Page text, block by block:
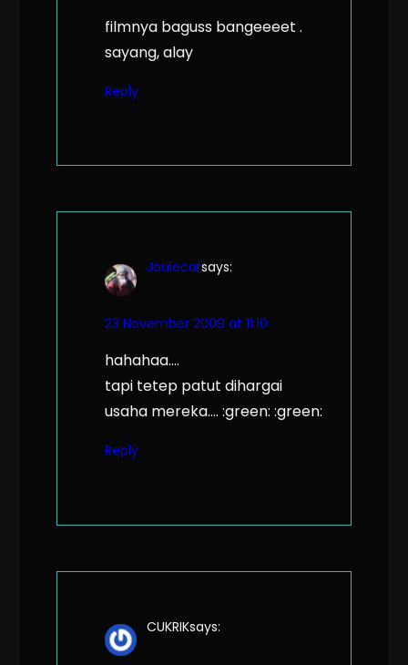
filmnya baguss bangeeeet .
sayang, alay
Reply
Joulecarsays:
23 November 2009 at 11:10
hahahaa….
tapi tetep patut dihargai
usaha mereka…. :green: :green:
Reply
CUKRIKsays: